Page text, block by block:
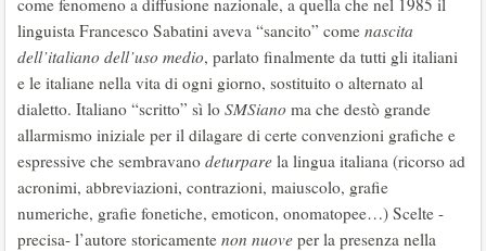
come fenomeno a diffusione nazionale, a quella che nel 1985 il
linguista Francesco Sabatini aveva “sancito” come nascita
dell’italiano dell’uso medio, parlato finalmente da tutti gli italiani
e le italiane nella vita di ogni giorno, sostituito o alternato al
dialetto. Italiano “scritto” sì lo SMSiano ma che destò grande
allarmismo iniziale per il dilagare di certe convenzioni grafiche e
espressive che sembravano deturpare la lingua italiana (ricorso ad
acronimi, abbreviazioni, contrazioni, maiuscolo, grafie
numeriche, grafie fonetiche, emoticon, onomatopee…) Scelte -
precisa- l’autore storicamente non nuove per la presenza nella